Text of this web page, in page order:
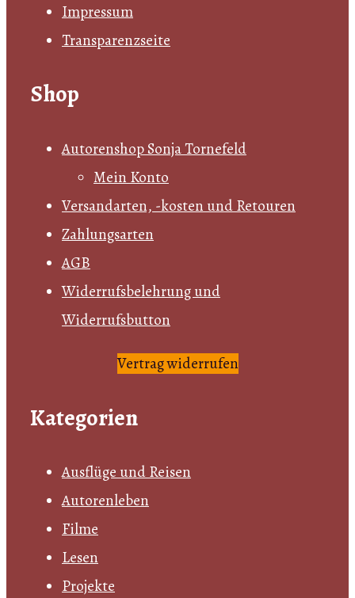
Impressum
Transparenzseite
Shop
Autorenshop Sonja Tornefeld
Mein Konto
Versandarten, -kosten und Retouren
Zahlungsarten
AGB
Widerrufsbelehrung und
Widerrufsbutton
Vertrag widerrufen
Kategorien
Ausflüge und Reisen
Autorenleben
Filme
Lesen
Projekte